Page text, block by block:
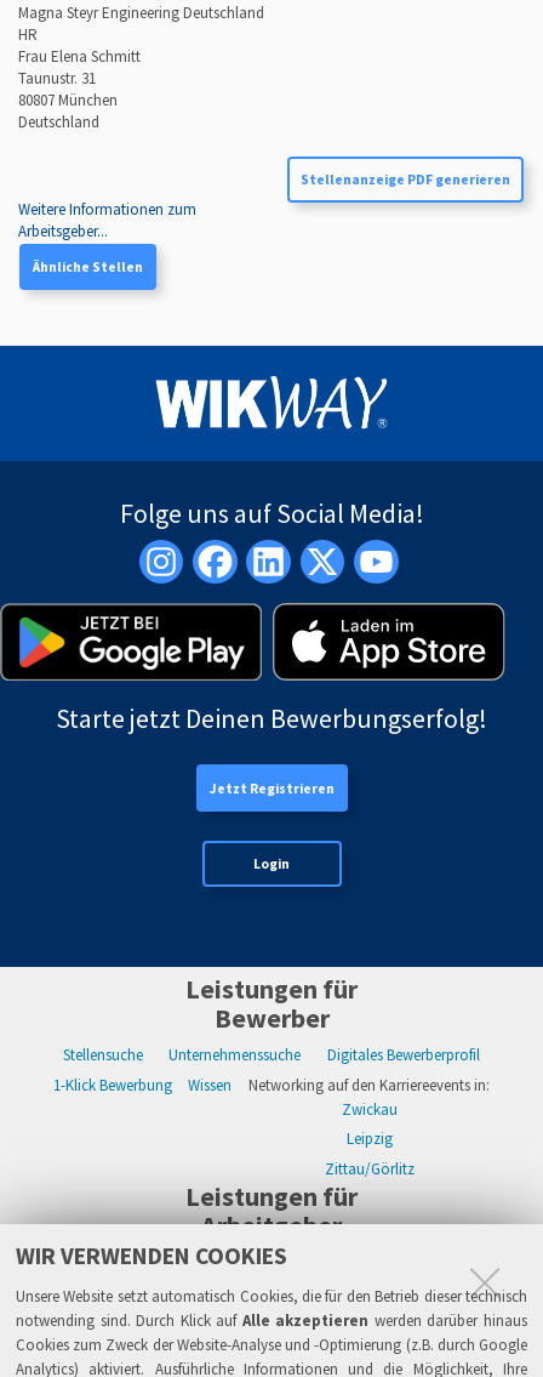
WIR VERWENDEN COOKIES
Unsere Website setzt automatisch Cookies, die für den Betrieb dieser technisch
notwending sind. Durch Klick auf Alle akzeptieren werden darüber hinaus
Cookies zum Zweck der Website-Analyse und -Optimierung (z.B. durch Google
Analytics) aktiviert. Ausführliche Informationen und die Möglichkeit, Ihre
Magna Steyr Engineering Deutschland
HR
Frau Elena Schmitt
Taunustr. 31
80807München
Deutschland
Stellenanzeige PDF generieren
Weitere Informationen zum
Arbeitsgeber...
Ähnliche Stellen
Folge uns auf Social Media!
Starte jetzt Deinen Bewerbungserfolg!
Jetzt Registrieren
Login
Leistungen für
Bewerber
Stellensuche Unternehmenssuche
Digitales Bewerberprofil
1-Klick Bewerbung
Wissen
Networking auf den Karriereevents in:
Zwickau
Leipzig
Zittau/Görlitz
Leistungen für
Arbeitgeber
WIKWAY Online-Recruiting Kostenloses Firmenprofil
Alle Einzelleistungen
Wissen
Live-Recruiting auf Karriereevents in:
Zwickau
Leipzig